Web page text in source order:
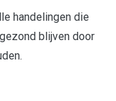
handelingen die
blijven door